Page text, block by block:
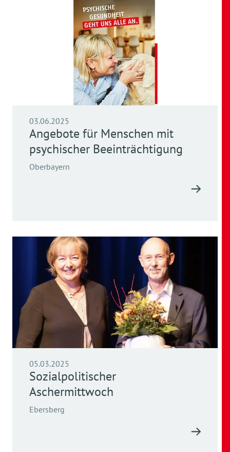
03.06.2025
Angebote für Menschen mit
psychischer Beeinträchtigung
Oberbayern
05.03.2025
Sozialpolitischer
Aschermittwoch
Ebersberg